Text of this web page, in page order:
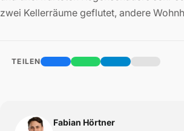
zwei Kellerräume geflutet, andere
TEILEN
Fabian Hörtner